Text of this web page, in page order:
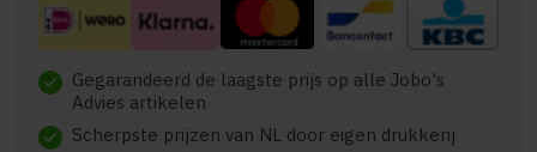
check Gegarandeerd de laagste prijs op alle Jobo's
Advies artikelen
check Scherpste prijzen van NL door eigen drukkerij